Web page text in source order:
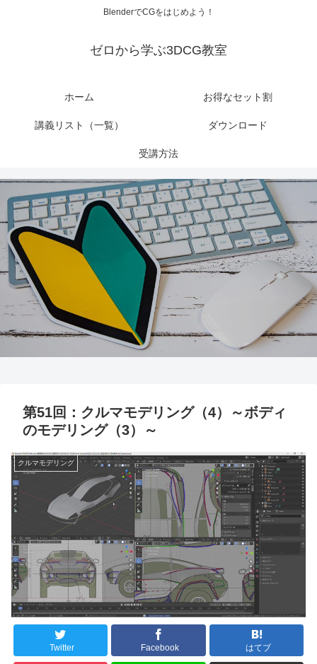
BlenderでCGをはじめよう！
ゼロから学ぶ3DCG教室
ホーム お得なセット割
講義リスト（一覧） ダウンロード
受講方法
第51回：クルマモデリング（4）～ボディ
のモデリング（3）～
クルマモデリング
Twitter Facebook はてブ